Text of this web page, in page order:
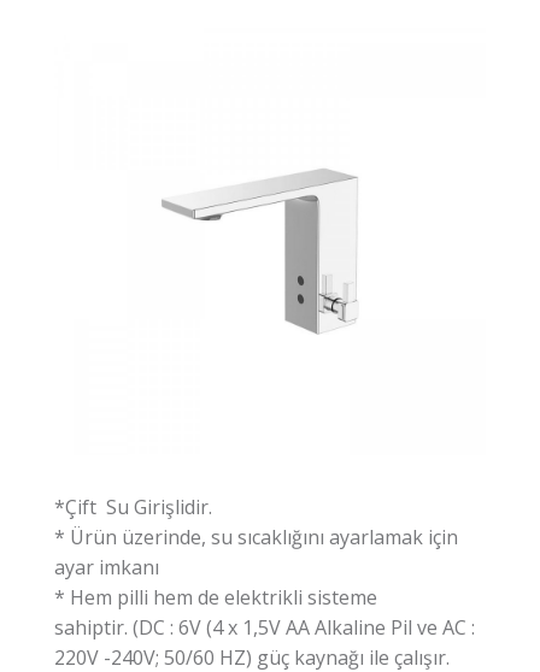
*Çift Su Girişlidir.
* Ürün üzerinde, su sıcaklığını ayarlamak için
ayar imkanı
* Hem pilli hem de elektrikli sisteme
sahiptir. (DC : 6V (4 x 1,5V AA Alkaline Pil ve AC :
220V -240V; 50/60 HZ) güç kaynağı ile çalışır.